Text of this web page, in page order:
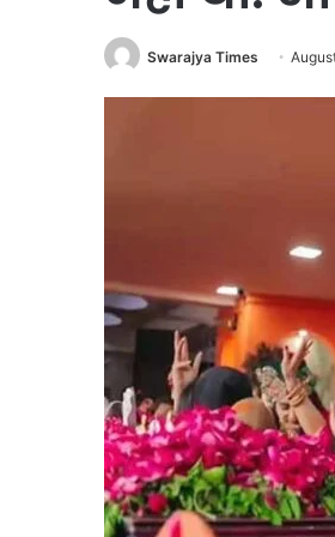
Swarajya Times